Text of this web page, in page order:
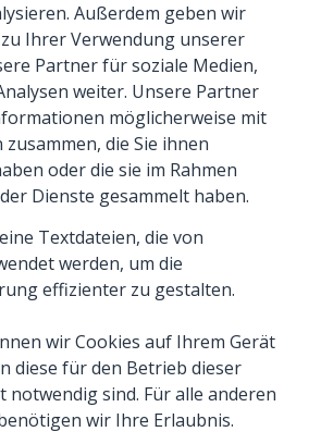
Außerdem geben wir
Ihrer Verwendung unserer
Partner für soziale Medien,
weiter. Unsere Partner
möglicherweise mit
die Sie ihnen
oder die sie im Rahmen
Dienste gesammelt haben.
Textdateien, die von
werden, um die
effizienter zu gestalten.
wir Cookies auf Ihrem Gerät
diese für den Betrieb dieser
notwendig sind. Für alle anderen
wir Ihre Erlaubnis.